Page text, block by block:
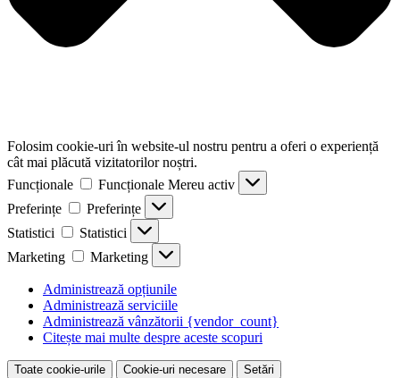
Folosim cookie-uri în website-ul nostru pentru a oferi o experiență
cât mai plăcută vizitatorilor noștri.
Funcționale
Funcționale Mereu activ
Preferințe
Preferințe
Statistici
Statistici
Marketing
Marketing
Administrează opțiunile
Administrează serviciile
Administrează vânzătorii {vendor_count}
Citește mai multe despre aceste scopuri
Toate cookie-urile Cookie-uri necesare Setări